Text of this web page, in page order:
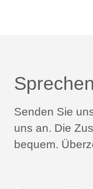
Senden Sie
uns an. Die
bequem.